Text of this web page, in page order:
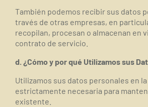
También podemos recibir sus datos
través de otras empresas, en
recopilan, procesan o almacenan en
contrato de servicio.
d. ¿Cómo y por qué Utilizamos sus
Utilizamos sus datos personales en
estrictamente necesaria para
existente.